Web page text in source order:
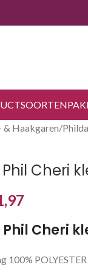
& Haakgaren
Cheri
Cheri
100% POLYESTER